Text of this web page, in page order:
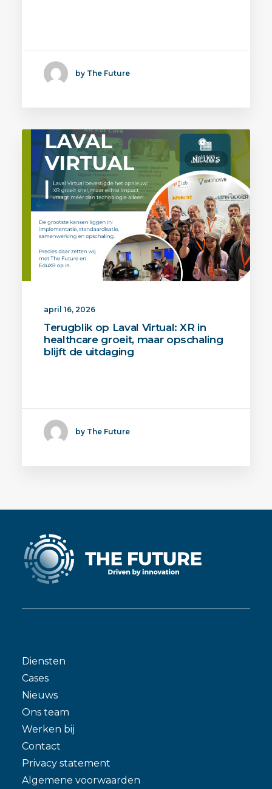
by The Future
NIEUWS
april 16, 2026
Terugblik op Laval Virtual: XR in
healthcare groeit, maar opschaling
blijft de uitdaging
by The Future
Diensten
Cases
Nieuws
Ons team
Werken bij
Contact
Privacy statement
Algemene voorwaarden